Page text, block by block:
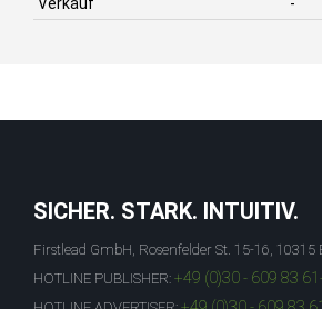
SICHER. STARK. INTUITIV.
Firstlead GmbH, Rosenfelder St. 15-16, 10315
HOTLINE PUBLISHER: +49 (0)30 - 609 83